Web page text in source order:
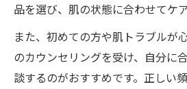
品を選び、肌の状態に合わせてケ
また、初めての方や肌トラブルが
のカウンセリングを受け、自分に
談するのがおすすめです。正しい